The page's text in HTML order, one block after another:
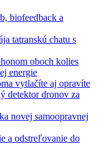
biofeedback a
tatranskú chatu s
oboch kolies
energie
vytlačíte aj opravíte
detektor dronov za
novej samoopravnej
a odstreľovanie do